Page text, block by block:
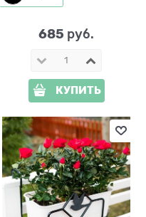
685 руб.
КУПИТЬ